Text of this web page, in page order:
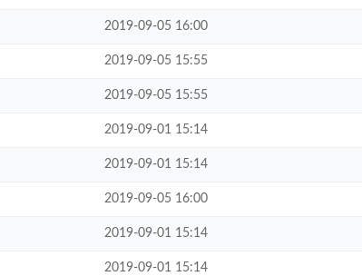
2019-09-05 16:00
2019-09-05 15:55
2019-09-05 15:55
2019-09-01 15:14
2019-09-01 15:14
2019-09-05 16:00
2019-09-01 15:14
2019-09-01 15:14